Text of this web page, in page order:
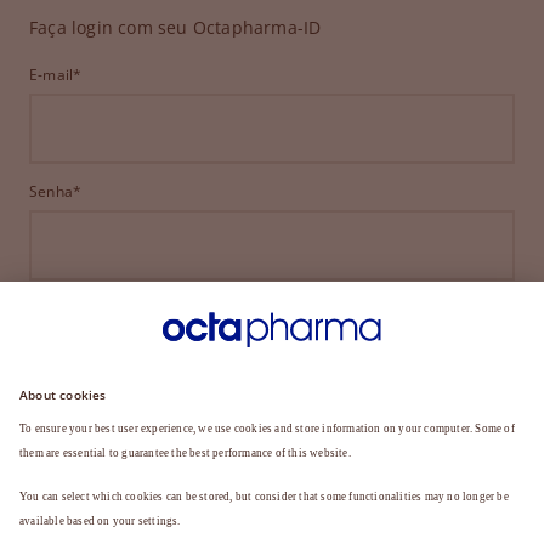
Faça login com seu Octapharma-ID
E-mail*
Senha*
ENTRAR
ESQUECEU SUA SENHA?
Ainda não é membro?